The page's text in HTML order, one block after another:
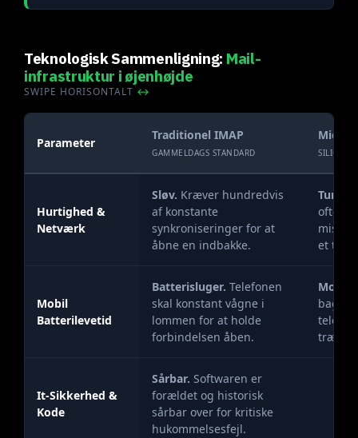
Teknologisk Sammenligning: Mail-
infrastruktur i øjenhøjde
SWIPE HORISONTALT ↔
Parameter
Traditionel IMAP
GAMMELDAGS STANDARD SILICON
Hurtighed &
Netværk
Sløv. Kræver hundredvis
af konstante
synkroniseringer for at
åbne en indbakke.
Tung.
ofte,
mister
et tog.
Mobil
Batterilevetid
Batterisluger. Telefonen
skal konstant vågne i
lommen for at holde
forbindelsen åben.
It-Sikkerhed &
Kode
Sårbar. Softwaren er
forældet og historisk
sårbar over for kritiske
hukommelsesfejl.